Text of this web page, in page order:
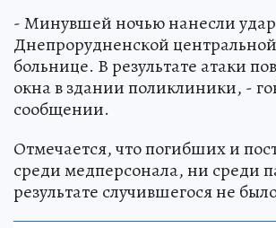
- Минувшей ночью нанесли
Днепрорудненской
больнице. В результате атаки
окна в здании поликлиники, -
сообщении.
Отмечается, что погибших и
среди медперсонала, ни среди
результате случившегося не